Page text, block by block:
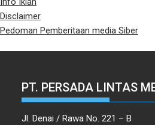
Disclaimer
Pedoman Pemberitaan media Siber
PT. PERSADA LINTAS
Jl. Denai / Rawa No. 221 – B